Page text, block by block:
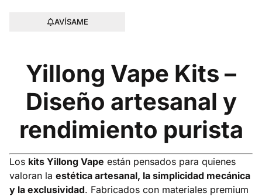
AVÍSAME
Yillong Vape Kits –
Diseño artesanal y
rendimiento purista
Los kits Yillong Vape están pensados para quienes
valoran la estética artesanal, la simplicidad mecánica
y la exclusividad. Fabricados con materiales premium